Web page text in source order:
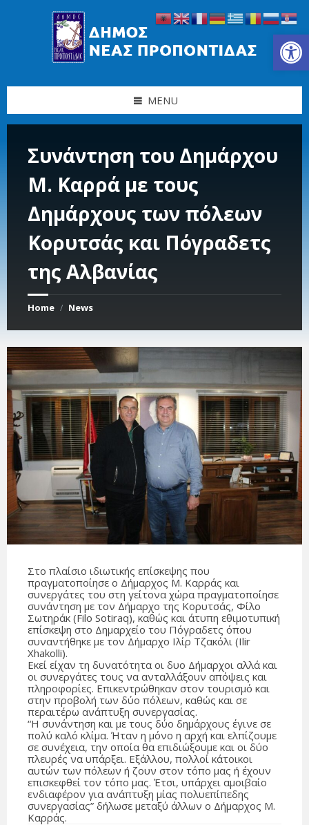
Ανοίξτε τη γραμμή εργαλείων
MENU
Συνάντηση του Δημάρχου
Μ. Καρρά με τους
Δημάρχους των πόλεων
Κορυτσάς και Πόγραδετς
της Αλβανίας
Home / News
Στο πλαίσιο ιδιωτικής επίσκεψης που
πραγματοποίησε ο Δήμαρχος Μ. Καρράς και
συνεργάτες του στη γείτονα χώρα πραγματοποίησε
συνάντηση με τον Δήμαρχο της Κορυτσάς, Φίλο
Σωτηράκ (Filo Sotiraq), καθώς και άτυπη εθιμοτυπική
επίσκεψη στο Δημαρχείο του Πόγραδετς όπου
συναντήθηκε με τον Δήμαρχο Ιλίρ Τζακόλι (Ilir
Xhakolli).
Εκεί είχαν τη δυνατότητα οι δυο Δήμαρχοι αλλά και
οι συνεργάτες τους να ανταλλάξουν απόψεις και
πληροφορίες. Επικεντρώθηκαν στον τουρισμό και
στην προβολή των δύο πόλεων, καθώς και σε
περαιτέρω ανάπτυξη συνεργασίας.
“Η συνάντηση και με τους δύο δημάρχους έγινε σε
πολύ καλό κλίμα. Ήταν η μόνο η αρχή και ελπίζουμε
σε συνέχεια, την οποία θα επιδιώξουμε και οι δύο
πλευρές να υπάρξει. Εξάλλου, πολλοί κάτοικοι
αυτών των πόλεων ή ζουν στον τόπο μας ή έχουν
επισκεφθεί τον τόπο μας. Έτσι, υπάρχει αμοιβαίο
ενδιαφέρον για ανάπτυξη μίας πολυεπίπεδης
συνεργασίας” δήλωσε μεταξύ άλλων ο Δήμαρχος Μ.
Καρράς.